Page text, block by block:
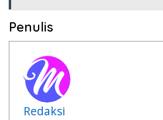
Penulis
Redaksi